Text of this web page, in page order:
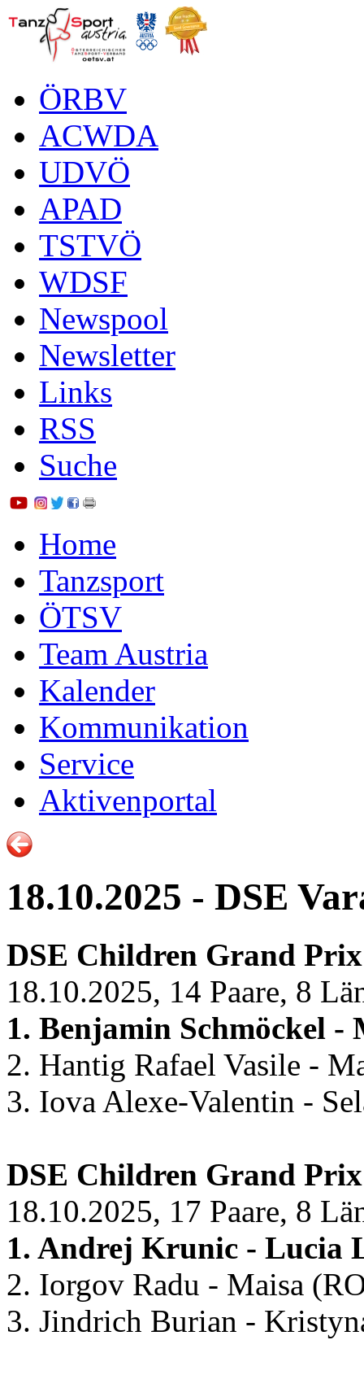
ÖRBV
ACWDA
UDVÖ
APAD
TSTVÖ
WDSF
Newspool
Newsletter
Links
RSS
Suche
Home
Tanzsport
ÖTSV
Team Austria
Kalender
Kommunikation
Service
Aktivenportal
18.10.2025 - DSE
DSE Children Grand
18.10.2025, 14 Paare, 8
1. Benjamin Schmöckel
2. Hantig Rafael Vasile -
3. Iova Alexe-Valentin -
DSE Children Grand
18.10.2025, 17 Paare, 8
1. Andrej Krunic - Lucia
2. Iorgov Radu - Maisa
3. Jindrich Burian -